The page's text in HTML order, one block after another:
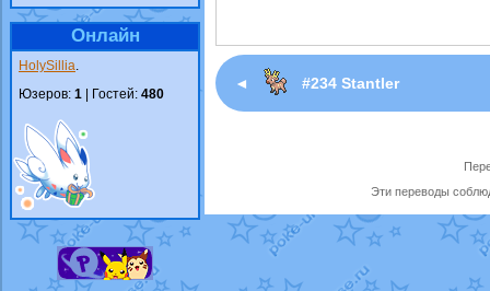
Онлайн
HolySillia.
Юзеров: 1 | Гостей: 480
◄ #234 Stantler
Эти переводы